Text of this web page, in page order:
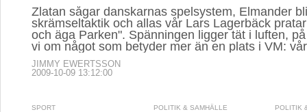
Zlatan sågar danskarnas spelsystem, Elmander
skrämseltaktik och allas vår Lars Lagerbäck
och äga Parken". Spänningen ligger tät i luften,
vi om något som betyder mer än en plats i VM:
JIMMY EWERTSSON
2009-10-09 13:12:00
SPORT POLITIK & SAMHÄLLE POLITIK